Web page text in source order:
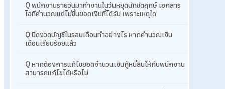
Q พนักงานรายวันมาทำงานในวันหยุดนักขัตฤกษ์ เอกสาร
โอทีคำนวณแต่ไม่ขึ้นยอดเงินที่ได้รับ เพราะเหตุใด
Q ปิดงวดบัญชีในรอบเดือนทำอย่างไร หากคำนวณเงิน
เดือนเรียบร้อยแล้ว
Q หากต้องการแก้ไขยอดจำนวนเงินกู้หนี้สินให้กับพนักงาน
สามารถแก้ไขได้หรือไม่